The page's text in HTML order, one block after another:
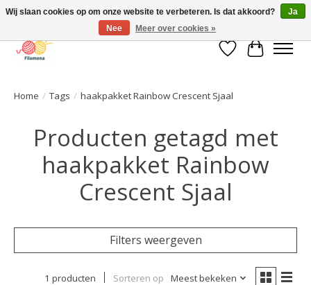
Verlanglijst
Home / Tags / haakpakket Rainbow Crescent Sjaal
Producten getagd met
haakpakket Rainbow
Crescent Sjaal
Filters weergeven
1 producten Sorteren op Meest bekeken
Wij slaan cookies op om onze website te verbeteren. Is dat akkoord?
Ja
Nee
Meer over cookies »